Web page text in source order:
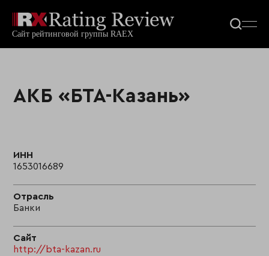
АКБ «БТА-Казань»
ИНН
1653016689
Отрасль
Банки
Сайт
http://bta-kazan.ru